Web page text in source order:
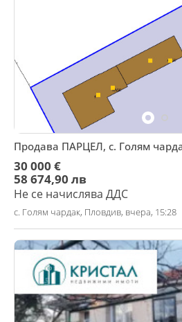
Продава ПАРЦЕЛ, с. Голям
30 000 €
58 674,90 лв
Не се начислява ДДС
с. Голям чардак, Пловдив, вчера, 15:28